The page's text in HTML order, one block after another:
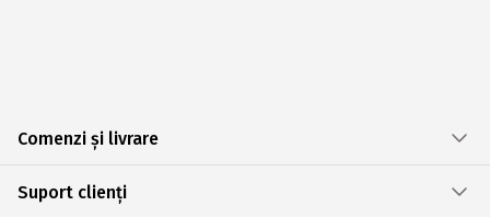
Comenzi și livrare
Suport clienți